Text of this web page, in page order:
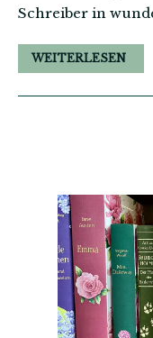
Schreiber in
WEITERLESEN